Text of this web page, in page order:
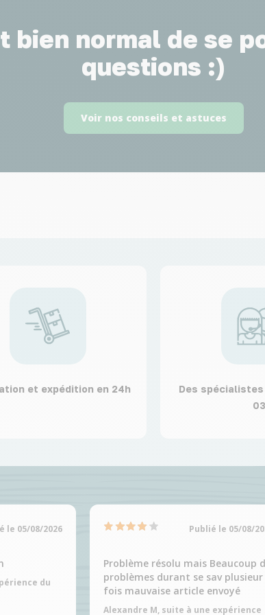
bien normal de se
questions :)
Voir nos conseils et astuces
et expédition en 24h
Des spécialistes
03
le 05/08/2026
du
Publié le 05/08/
Problème résolu mais Beaucoup
problèmes durant se sav plusieur
fois mauvaise article envoyé
Alexandre M, suite à une expérience